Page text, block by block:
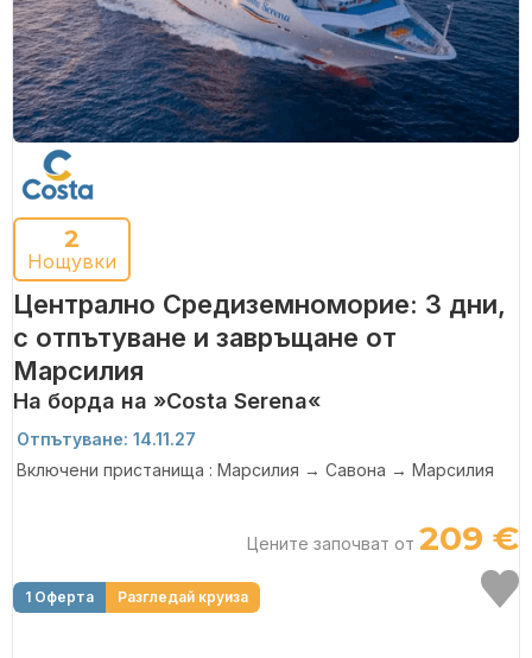
2
Нощувки
Централно Средиземноморие: 3 дни,
с отпътуване и завръщане от
Марсилия
На борда на »Costa Serena«
Отпътуване: 14.11.27
Включени пристанища : Марсилия → Савона → Марсилия
Цените започват от 209 €
1 Оферта Разгледай круиза